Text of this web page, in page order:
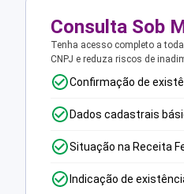
Consulta Sob
Tenha acesso completo a
CNPJ e reduza riscos de
Confirmação de
Dados cadastrais
Situação na Receita
Indicação de